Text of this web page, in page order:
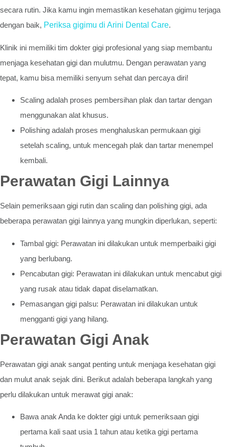
secara rutin. Jika kamu ingin memastikan kesehatan gigimu terjaga
dengan baik, Periksa gigimu di Arini Dental Care.
Klinik ini memiliki tim dokter gigi profesional yang siap membantu
menjaga kesehatan gigi dan mulutmu. Dengan perawatan yang
tepat, kamu bisa memiliki senyum sehat dan percaya diri!
Scaling adalah proses pembersihan plak dan tartar dengan
menggunakan alat khusus.
Polishing adalah proses menghaluskan permukaan gigi
setelah scaling, untuk mencegah plak dan tartar menempel
kembali.
Perawatan Gigi Lainnya
Selain pemeriksaan gigi rutin dan scaling dan polishing gigi, ada
beberapa perawatan gigi lainnya yang mungkin diperlukan, seperti:
Tambal gigi: Perawatan ini dilakukan untuk memperbaiki gigi
yang berlubang.
Pencabutan gigi: Perawatan ini dilakukan untuk mencabut gigi
yang rusak atau tidak dapat diselamatkan.
Pemasangan gigi palsu: Perawatan ini dilakukan untuk
mengganti gigi yang hilang.
Perawatan Gigi Anak
Perawatan gigi anak sangat penting untuk menjaga kesehatan gigi
dan mulut anak sejak dini. Berikut adalah beberapa langkah yang
perlu dilakukan untuk merawat gigi anak:
Bawa anak Anda ke dokter gigi untuk pemeriksaan gigi
pertama kali saat usia 1 tahun atau ketika gigi pertama